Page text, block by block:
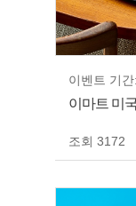
이벤트 기
이마트 미
조회 3172